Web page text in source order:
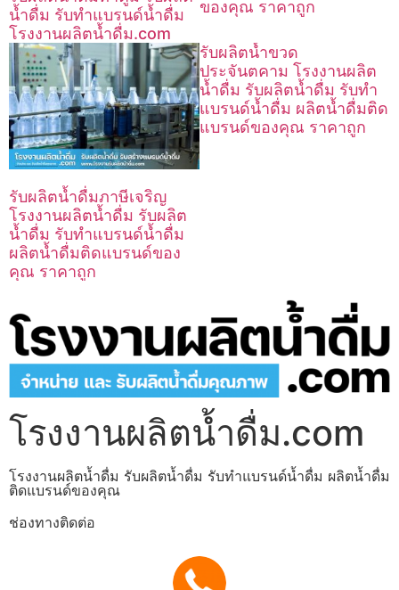
น้ำดื่ม รับทำแบรนด์น้ำดื่ม
โรงงานผลิตน้ำดื่ม.com
ของคุณ ราคาถูก
รับผลิตน้ำดื่มภาษีเจริญ
โรงงานผลิตน้ำดื่ม รับผลิต
น้ำดื่ม รับทำแบรนด์น้ำดื่ม
ผลิตน้ำดื่มติดแบรนด์ของ
คุณ ราคาถูก
รับผลิตน้ำขวด
ประจันตคาม โรงงานผลิต
น้ำดื่ม รับผลิตน้ำดื่ม รับทำ
แบรนด์น้ำดื่ม ผลิตน้ำดื่มติด
แบรนด์ของคุณ ราคาถูก
โรงงานผลิตน้ำดื่ม.com
โรงงานผลิตน้ำดื่ม รับผลิตน้ำดื่ม รับทำแบรนด์น้ำดื่ม ผลิตน้ำดื่ม
ติดแบรนด์ของคุณ
ช่องทางติดต่อ